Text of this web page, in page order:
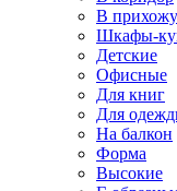
В
Шкафы-
Детские
Офисные
Для книг
Для
На балкон
Форма
Высокие